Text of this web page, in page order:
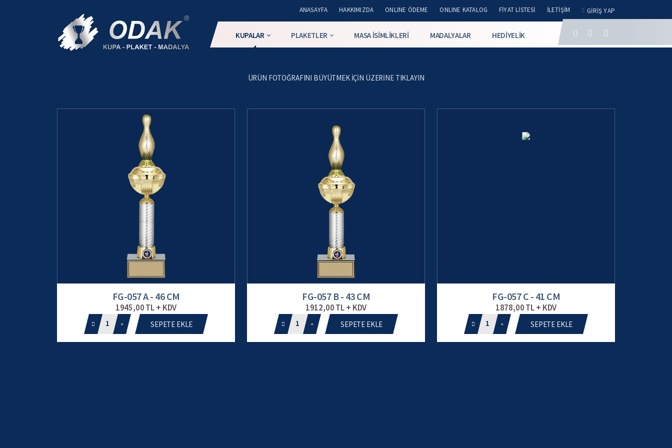
ANASAYFA HAKKIMIZDA ONLINE ÖDEME ONLINE KATALOG FIYAT LISTESI İLETIŞIM GIRIŞ YAP
KUPALAR PLAKETLER MASA İSIMLIKLERI MADALYALAR HEDIYELIK
ÜRÜN FOTOĞRAFINI BÜYÜTMEK IÇIN ÜZERINE TIKLAYIN
FG-057 A - 46 CM
1945,00 TL + KDV
1 SEPETE EKLE
FG-057 B - 43 CM
1912,00 TL + KDV
1 SEPETE EKLE
FG-057 C - 41 CM
1878,00 TL + KDV
1 SEPETE EKLE